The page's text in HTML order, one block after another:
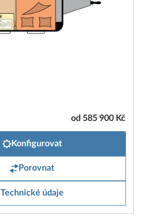
od 585 900 Kč
Konfigurovat
Porovnat
Technické údaje